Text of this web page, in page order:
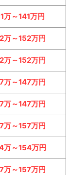
万～141万円
万～152万円
万～152万円
万～147万円
万～147万円
万～157万円
万～154万円
万～157万円